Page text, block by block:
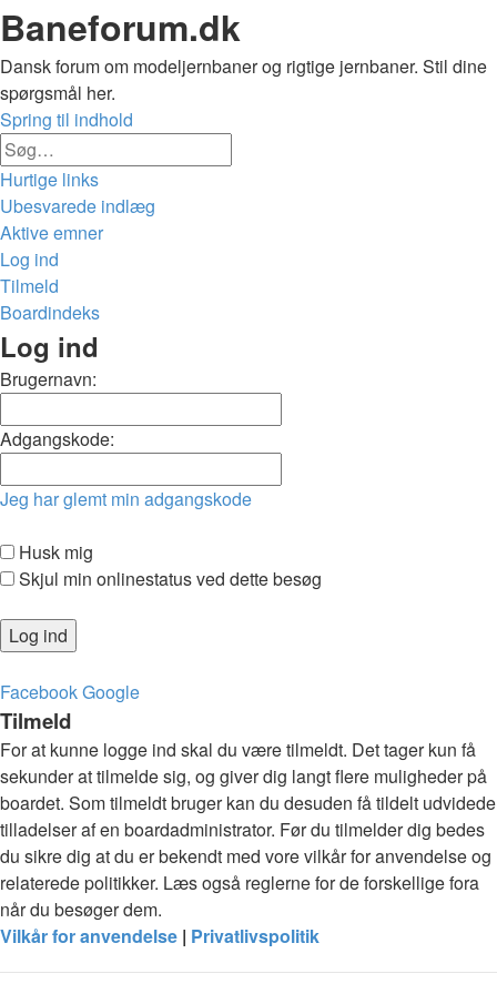
Baneforum.dk
Dansk forum om modeljernbaner og rigtige jernbaner. Stil dine
spørgsmål her.
Spring til indhold
Hurtige links
Ubesvarede indlæg
Aktive emner
Log ind
Tilmeld
Boardindeks
Søg
Log ind
Brugernavn:
Adgangskode:
Jeg har glemt min adgangskode
Husk mig
Skjul min onlinestatus ved dette besøg
FacebookGoogle
Tilmeld
For at kunne logge ind skal du være tilmeldt. Det tager kun få
sekunder at tilmelde sig, og giver dig langt flere muligheder på
boardet. Som tilmeldt bruger kan du desuden få tildelt udvidede
tilladelser af en boardadministrator. Før du tilmelder dig bedes
du sikre dig at du er bekendt med vore vilkår for anvendelse og
relaterede politikker. Læs også reglerne for de forskellige fora
når du besøger dem.
Vilkår for anvendelse | Privatlivspolitik